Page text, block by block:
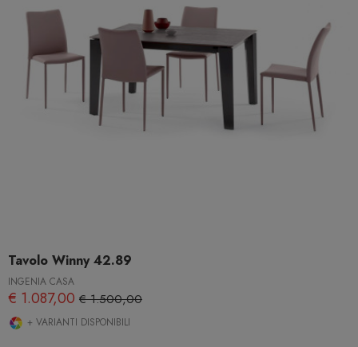
Tavolo Winny 42.89
INGENIA CASA
€ 1.087,00 € 1.500,00
+ VARIANTI DISPONIBILI